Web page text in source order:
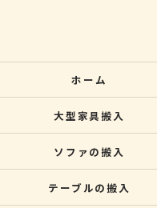
ホーム
大型家具搬入
ソファの搬入
テーブルの搬入